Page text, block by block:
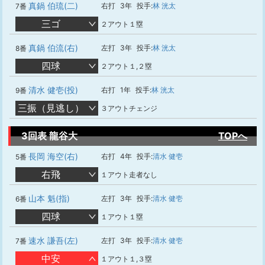
7番 真鍋 伯琉(二) 右打 3年 投手:林 洸太
三ゴ ２アウト１塁
8番 真鍋 伯流(右) 左打 3年 投手:林 洸太
四球 ２アウト１,２塁
9番 清水 健壱(投) 右打 1年 投手:林 洸太
三振（見逃し） ３アウトチェンジ
3回表 龍谷大 TOPへ
5番 長岡 海空(右) 右打 4年 投手:清水 健壱
右飛 １アウト走者なし
6番 山本 魁(指) 左打 3年 投手:清水 健壱
四球 １アウト１塁
7番 速水 謙吾(左) 左打 3年 投手:清水 健壱
中安 １アウト１,３塁